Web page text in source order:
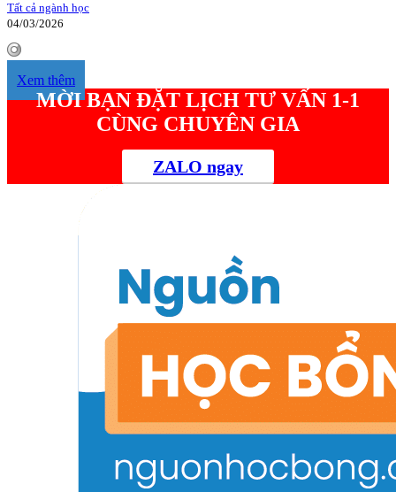
Tất cả ngành học
04/03/2026
Xem thêm
MỜI BẠN ĐẶT LỊCH TƯ VẤN 1-1
CÙNG CHUYÊN GIA
ZALO ngay